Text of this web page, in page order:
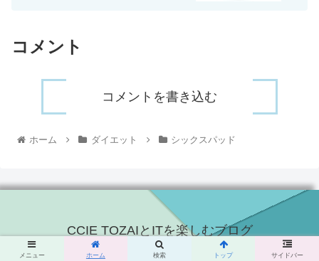
コメント
コメントを書き込む
ホーム ダイエット シックスパッド
CCIE TOZAIとITを楽しむブログ
© 2015 CCIE TOZAIとITを楽しむブログ.
メニュー ホーム 検索 トップ サイドバー